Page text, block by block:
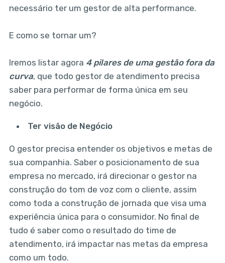
necessário ter um gestor de alta performance.
E como se tornar um?
Iremos listar agora 4 pilares de uma gestão fora da
curva, que todo gestor de atendimento precisa
saber para performar de forma única em seu
negócio.
Ter visão de Negócio
O gestor precisa entender os objetivos e metas de
sua companhia. Saber o posicionamento de sua
empresa no mercado, irá direcionar o gestor na
construção do tom de voz com o cliente, assim
como toda a construção de jornada que visa uma
experiência única para o consumidor. No final de
tudo é saber como o resultado do time de
atendimento, irá impactar nas metas da empresa
como um todo.